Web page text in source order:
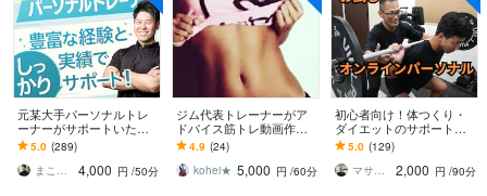
元某大手パーソナルトレ
ーナーがサポートいたし
ます 初心者さんも大歓迎^
^これまで結果を出し続け
てきました！
5.0 (289)
まこなん
4,000 円 /50分
ジム代表トレーナーがア
ドバイス筋トレ動画作り
ます あなた専用のトレー
ニングメニューを考案、
アドバイスします。
4.9 (24)
kohei★ 5,000 円 /60分
初心者向け！体つくり・
ダイエットのサポートを
します 筋トレ/食事/睡眠を
通して健康的な体、メン
タルを手に入れる！
5.0 (129)
マサト 生活習慣改善パーソナルトレーナー
2,000 円 /90分